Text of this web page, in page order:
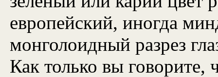
европейский, иногда
монголоидный разрез
Как только вы говорите,